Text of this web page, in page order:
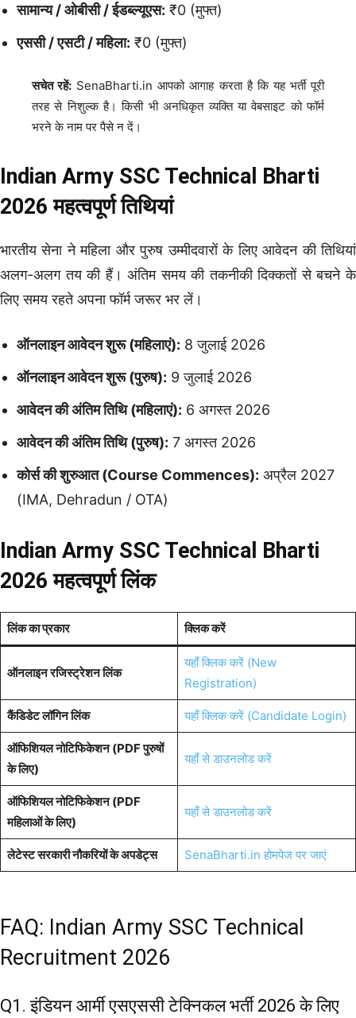
सामान्य / ओबीसी / ईडब्ल्यूएस: ₹0 (मुफ्त)
एससी / एसटी / महिला: ₹0 (मुफ्त)
सचेत रहें: SenaBharti.in आपको आगाह करता है कि यह भर्ती पूरी
तरह से निशुल्क है। किसी भी अनधिकृत व्यक्ति या वेबसाइट को फॉर्म
भरने के नाम पर पैसे न दें।
Indian Army SSC Technical Bharti
2026 महत्वपूर्ण तिथियां
भारतीय सेना ने महिला और पुरुष उम्मीदवारों के लिए आवेदन की तिथियां
अलग-अलग तय की हैं। अंतिम समय की तकनीकी दिक्कतों से बचने के
लिए समय रहते अपना फॉर्म जरूर भर लें।
ऑनलाइन आवेदन शुरू (महिलाएं): 8 जुलाई 2026
ऑनलाइन आवेदन शुरू (पुरुष): 9 जुलाई 2026
आवेदन की अंतिम तिथि (महिलाएं): 6 अगस्त 2026
आवेदन की अंतिम तिथि (पुरुष): 7 अगस्त 2026
कोर्स की शुरुआत (Course Commences): अप्रैल 2027
(IMA, Dehradun / OTA)
Indian Army SSC Technical Bharti
2026 महत्वपूर्ण लिंक
लिंक का प्रकार क्लिक करें
ऑनलाइन रजिस्ट्रेशन लिंक
यहाँ क्लिक करें (New
Registration)
कैंडिडेट लॉगिन लिंक यहाँ क्लिक करें (Candidate Login)
ऑफिशियल नोटिफिकेशन (PDF पुरुषों
के लिए)
यहाँ से डाउनलोड करें
ऑफिशियल नोटिफिकेशन (PDF
महिलाओं के लिए)
यहाँ से डाउनलोड करें
लेटेस्ट सरकारी नौकरियों के अपडेट्स SenaBharti.in होमपेज पर जाएं
FAQ: Indian Army SSC Technical
Recruitment 2026
Q1. इंडियन आर्मी एसएससी टेक्निकल भर्ती 2026 के लिए